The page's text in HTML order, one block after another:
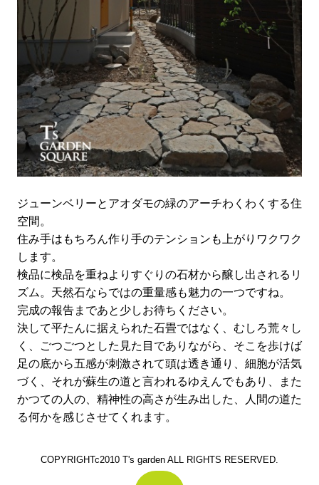
ジューンベリーとアオダモの緑のアーチわくわくする住
空間。
住み手はもちろん作り手のテンションも上がりワクワク
します。
検品に検品を重ねよりすぐりの石材から醸し出されるリ
ズム。天然石ならではの重量感も魅力の一つですね。
完成の報告まであと少しお待ちください。
決して平たんに据えられた石畳ではなく、むしろ荒々し
く、ごつごつとした見た目でありながら、そこを歩けば
足の底から五感が刺激されて頭は透き通り、細胞が活気
づく、それが蘇生の道と言われるゆえんでもあり、また
かつての人の、精神性の高さが生み出した、人間の道た
る何かを感じさせてくれます。
COPYRIGHTc2010 T's garden ALL RIGHTS RESERVED.